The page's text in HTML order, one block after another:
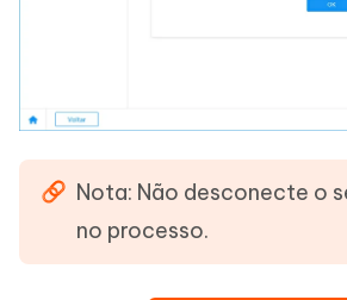
Nota: Não desconecte o
no processo.